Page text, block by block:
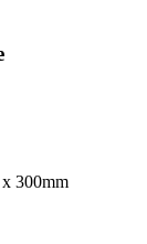
300mm